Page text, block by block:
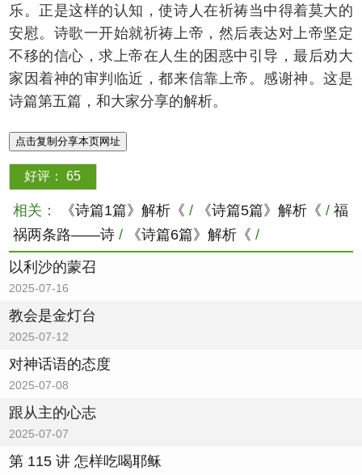
乐。正是这样的认知，使诗人在祈祷当中得着莫大的
安慰。诗歌一开始就祈祷上帝，然后表达对上帝坚定
不移的信心，求上帝在人生的困惑中引导，最后劝大
家因着神的审判临近，都来信靠上帝。感谢神。这是
诗篇第五篇，和大家分享的解析。
点击复制分享本页网址
好评： 65
相关： 《诗篇1篇》解析《 / 《诗篇5篇》解析《 / 福
祸两条路——诗 / 《诗篇6篇》解析《 /
以利沙的蒙召
2025-07-16
教会是金灯台
2025-07-12
对神话语的态度
2025-07-08
跟从主的心志
2025-07-07
第 115 讲 怎样吃喝耶稣